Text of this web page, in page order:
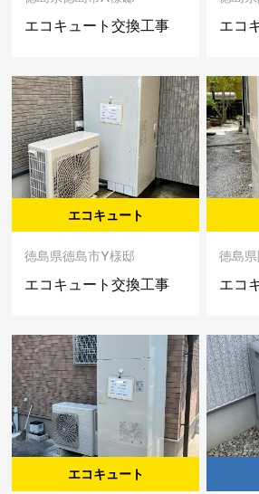
エコキュート交換工事 エコ
エコキュート
徳島県徳島市Y様邸
エコキュート交換工事
徳島
エコ
エコキュート